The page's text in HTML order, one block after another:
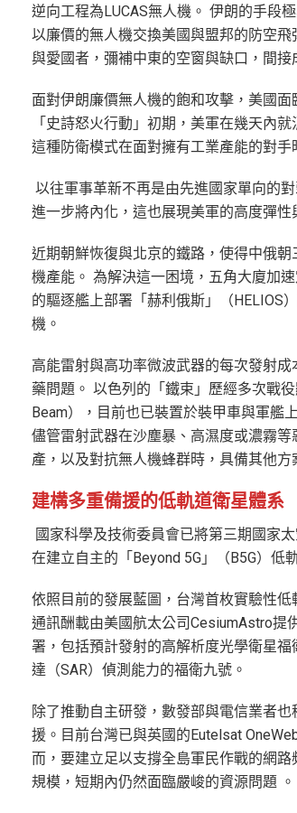
逆向工程為LUCAS無人機。 伊朗的手段
以廉價的無人機交換美國與盟邦的防空
與愛國者，彌補中東的空窗與缺口，間接
面對伊朗廉價無人機的飽和攻擊，美國
「史詩怒火行動」初期，美軍在幾天內
這種防衛模式在面對擁有工業產能的對手
以往軍事革新不再是由先進國家單向的
進一步將內化，這也展現美軍的高度彈性
近期朝鮮恢復與北京的鐵路，使得中俄
機產能。 為解決這一困境，五角大廈加
的驅逐艦上部署「赫利俄斯」（HELIOS
機。
高能雷射與高功率微波武器的每次發射
藥問題。 以色列的「鐵束」歷經多次戰
Beam），目前也已裝置於裝甲車與軍艦
儘管雷射武器在沙塵暴、高濕度或濃霧
產，以及對抗無人機蜂群時，具備其他方
建構多重備援的低軌道衛星體系
國家科學及技術委員會已將第三期國家
在建立自主的「Beyond 5G」（B5G）低
依照目前的發展藍圖，台灣首枚實驗性
通訊酬載由美國航太公司CesiumAstro提
署，包括預計發射的高解析度光學衛星福
達（SAR）偵測能力的福衛九號。
除了推動自主研發，數發部與電信業者
援。目前台灣已與英國的Eutelsat
而，要建立足以支撐全島軍民作戰的網
規模，短期內仍然面臨嚴峻的資源問題 。